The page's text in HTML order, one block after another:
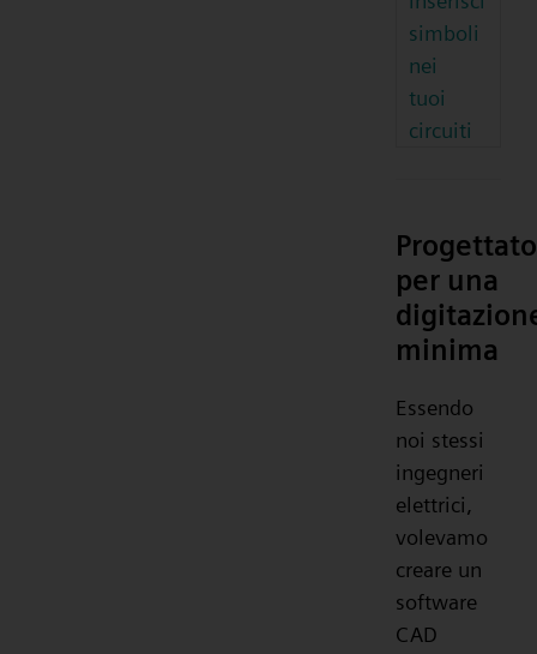
simboli
nei
tuoi
circuiti
Progettato
per una
minima
Essendo
noi stessi
ingegneri
elettrici,
volevamo
creare un
software
CAD